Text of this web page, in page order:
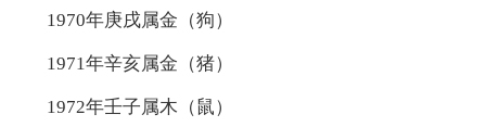
1970年庚戌属金（狗）
1971年辛亥属金（猪）
1972年壬子属木（鼠）